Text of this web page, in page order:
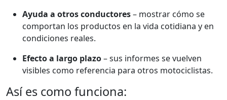
Ayuda a otros conductores– mostrar cómo se
comportan los productos en la vida cotidiana y en
condiciones reales.
Efecto a largo plazo– sus informes se vuelven
visibles como referencia para otros motociclistas.
Así es como funciona: